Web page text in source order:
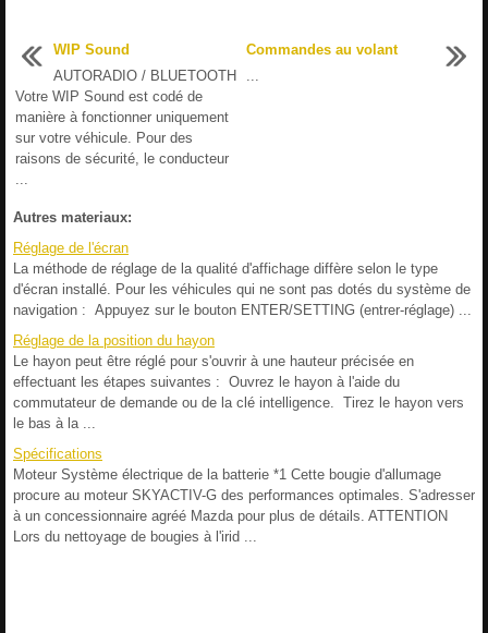
WIP Sound
AUTORADIO / BLUETOOTH
Votre WIP Sound est codé de
manière à fonctionner uniquement
sur votre véhicule. Pour des
raisons de sécurité, le conducteur
Commandes au volant
Autres materiaux:
Réglage de l'écran
La méthode de réglage de la qualité d'affichage diffère selon le type
d'écran installé. Pour les véhicules qui ne sont pas dotés du système de
navigation : Appuyez sur le bouton ENTER/SETTING (entrer-réglage) ...
Réglage de la position du hayon
Le hayon peut être réglé pour s'ouvrir à une hauteur précisée en
effectuant les étapes suivantes : Ouvrez le hayon à l'aide du
commutateur de demande ou de la clé intelligence. Tirez le hayon vers
le bas à la ...
Spécifications
Moteur Système électrique de la batterie *1 Cette bougie d'allumage
procure au moteur SKYACTIV-G des performances optimales. S'adresser
à un concessionnaire agréé Mazda pour plus de détails. ATTENTION
Lors du nettoyage de bougies à l'irid ...